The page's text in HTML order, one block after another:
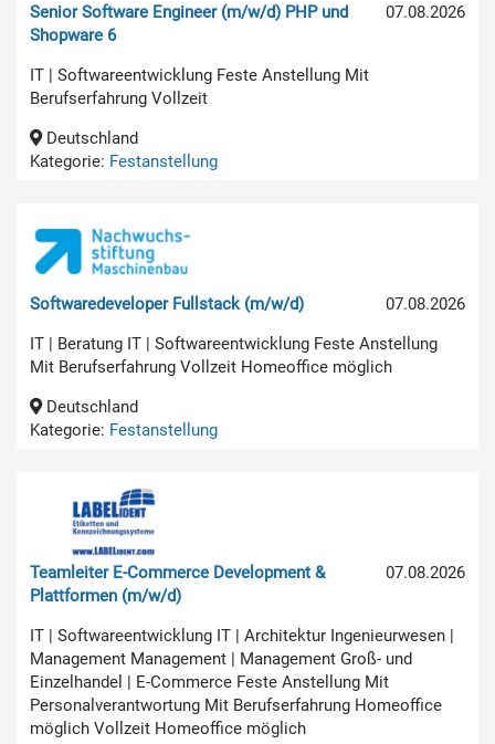
07.08.2026
Senior Software Engineer (m/w/d) PHP und
Shopware 6
IT | Softwareentwicklung Feste Anstellung Mit
Berufserfahrung Vollzeit
Deutschland
Kategorie: Festanstellung
07.08.2026
Softwaredeveloper Fullstack (m/w/d)
IT | Beratung IT | Softwareentwicklung Feste Anstellung
Mit Berufserfahrung Vollzeit Homeoffice möglich
Deutschland
Kategorie: Festanstellung
07.08.2026
Teamleiter E-Commerce Development &
Plattformen (m/w/d)
IT | Softwareentwicklung IT | Architektur Ingenieurwesen |
Management Management | Management Groß- und
Einzelhandel | E-Commerce Feste Anstellung Mit
Personalverantwortung Mit Berufserfahrung Homeoffice
möglich Vollzeit Homeoffice möglich